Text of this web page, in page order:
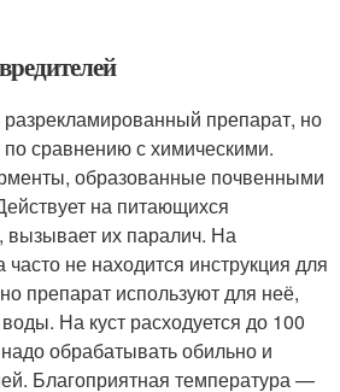
препарат, но
сравнению с химическими.
образованные почвенными
на питающихся
их паралич. На
не находится инструкция для
препарат используют для неё,
На куст расходуется до 100
обрабатывать обильно и
Благоприятная температура —